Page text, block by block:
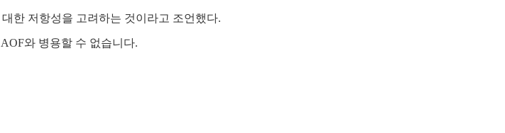
한 저항성을 고려하는 것이라고 조언했다.
와 병용할 수 없습니다.